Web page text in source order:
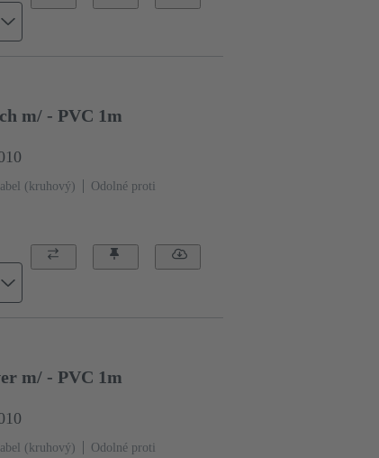
m/ - PVC 1m
(kruhový)
Odolné proti
m/ - PVC 1m
(kruhový)
Odolné proti